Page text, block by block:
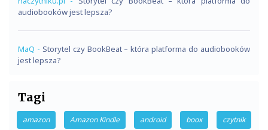
audiobooków jest lepsza?
MaQ - Storytel czy BookBeat – która platforma do audiobooków
jest lepsza?
Tagi
amazon Amazon Kindle android boox czytnik